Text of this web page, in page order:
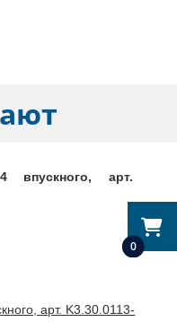
0
впускного, арт.